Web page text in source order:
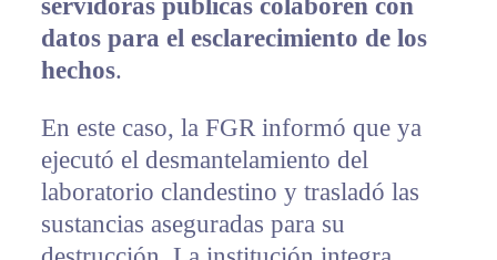
servidoras públicas colaboren con
datos para el esclarecimiento de los
hechos.
En este caso, la FGR informó que ya
ejecutó el desmantelamiento del
laboratorio clandestino y trasladó las
sustancias aseguradas para su